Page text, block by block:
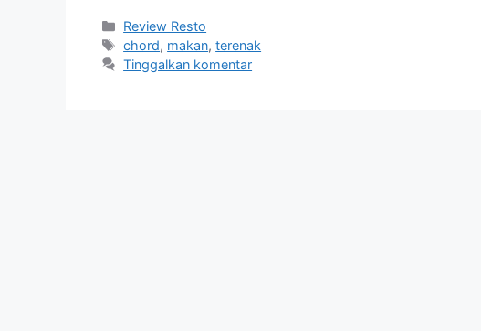
Kategori
Review Resto
Tag
chord, makan,terenak
Tinggalkan komentar